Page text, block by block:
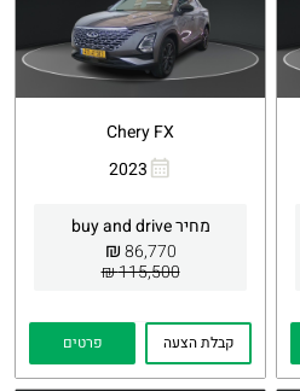
Chery FX
2023
מחיר buy and drive
86,770
₪
115,500 ₪
Whatsapp
קבלת הצעה פרטים